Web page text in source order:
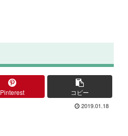
Pinterest コピー
2019.01.18